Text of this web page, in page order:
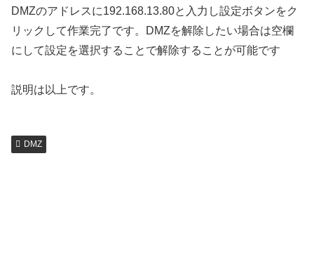
DMZのアドレスに192.168.13.80と入力し設定ボタンをク
リックして作業完了です。DMZを解除したい場合は空欄
にして設定を選択することで解除することが可能です
説明は以上です。
DMZ